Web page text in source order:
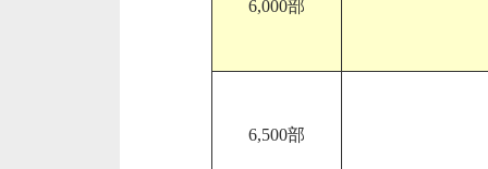
6,000部
6,500部